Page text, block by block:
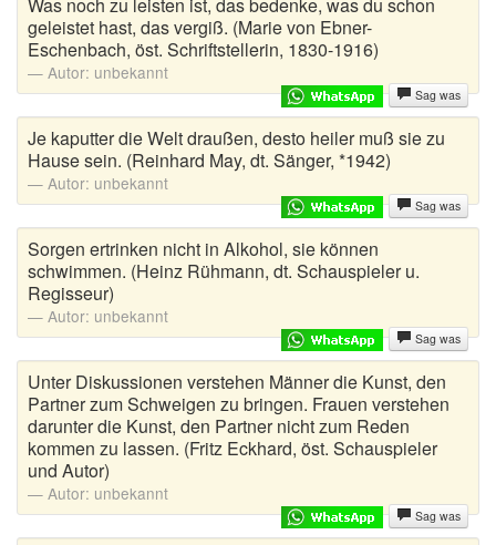
geleistet hast, das vergiß. (Marie von Ebner-
Eschenbach, öst. Schriftstellerin, 1830-1916)
Autor: unbekannt
Sag was
Je kaputter die Welt draußen, desto heiler muß sie zu
Hause sein. (Reinhard May, dt. Sänger, *1942)
Autor: unbekannt
Sag was
Sorgen ertrinken nicht in Alkohol, sie können
schwimmen. (Heinz Rühmann, dt. Schauspieler u.
Regisseur)
Autor: unbekannt
Sag was
Unter Diskussionen verstehen Männer die Kunst, den
Partner zum Schweigen zu bringen. Frauen verstehen
darunter die Kunst, den Partner nicht zum Reden
kommen zu lassen. (Fritz Eckhard, öst. Schauspieler
und Autor)
Autor: unbekannt
Sag was